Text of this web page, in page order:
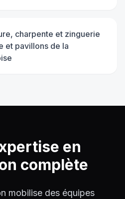
charpente et zinguerie
et pavillons de la
en
complète
mobilise des équipes